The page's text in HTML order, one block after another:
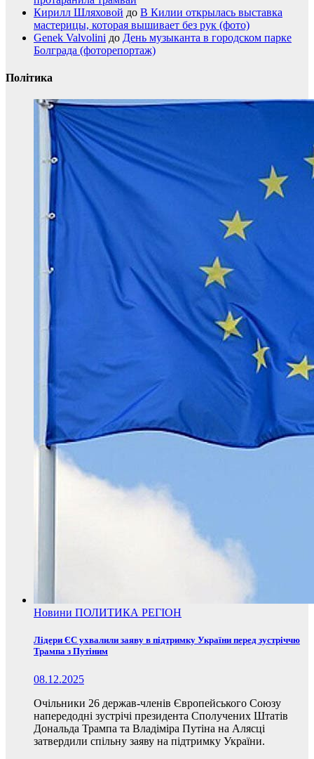
Кирилл Шляховой до В Килии открылась выставка
мастерицы, которая вышивает без рук (фото)
Genek Valvolini до День музыканта в городском парке
Болграда (фоторепортаж)
Політика
Новини ПОЛИТИКА РЕГІОН
Лідери ЄС ухвалили заяву в підтримку України перед зустріччю
Трампа з Путіним
08.12.2025
Очільники 26 держав-членів Європейського Союзу
напередодні зустрічі президента Сполучених Штатів
Дональда Трампа та Владіміра Путіна на Алясці
затвердили спільну заяву на підтримку України.